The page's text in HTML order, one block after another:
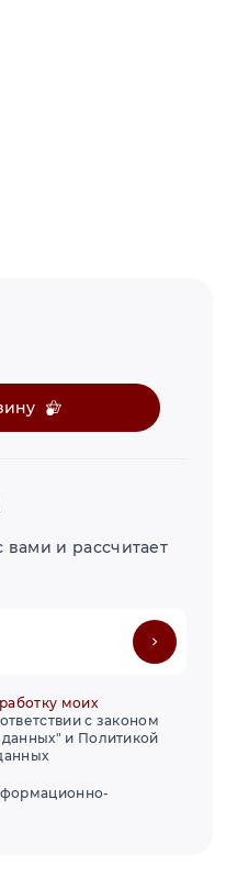
и рассчитает
моих
с законом
и Политикой